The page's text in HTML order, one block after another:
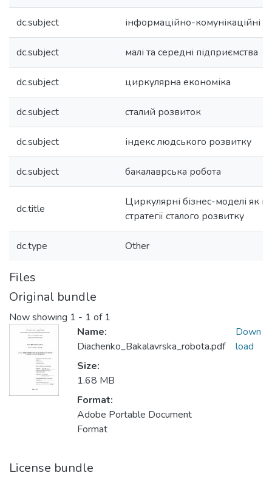
dc.subject інформаційно-комунікаційні
dc.subject малі та середні підприємства
dc.subject циркулярна економіка
dc.subject сталий розвиток
dc.subject індекс людського розвитку
dc.subject бакалаврська робота
dc.title
Циркулярні бізнес-моделі як
стратегії сталого розвитку
dc.type Other
Files
Original bundle
Now showing 1 - 1 of 1
Name:
Diachenko_Bakalavrska_robota.pdf
Size:
1.68 MB
Format:
Adobe Portable Document
Format
Down
load
License bundle